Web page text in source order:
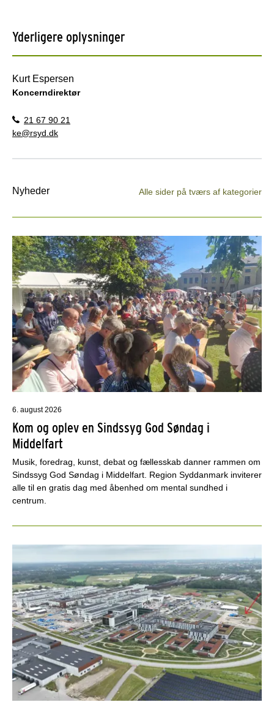
Yderligere oplysninger
Kurt Espersen
Koncerndirektør
21 67 90 21
ke@rsyd.dk
Nyheder Alle sider på tværs af kategorier
6. august 2026
Kom og oplev en Sindssyg God Søndag i
Middelfart
Musik, foredrag, kunst, debat og fællesskab danner rammen om
Sindssyg God Søndag i Middelfart. Region Syddanmark inviterer
alle til en gratis dag med åbenhed om mental sundhed i
centrum.